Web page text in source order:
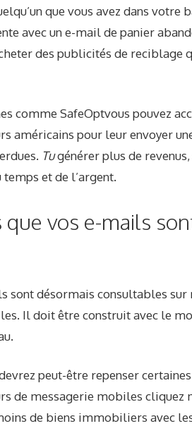
que vous avez dans
avec un e-mail de panier
des publicités de reciblage
comme SafeOptvous pouvez
américains pour leur envoyer
Tugénérer plus de
et de l’argent.
que vos e-mails
sont désormais consultables
Il doit être construit avec le
peut-être repenser
de messagerie mobiles cliquez
de biens immobiliers avec